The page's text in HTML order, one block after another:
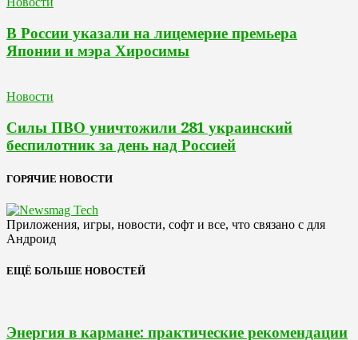
В России указали на лицемерие премьера
Японии и мэра Хиросимы
Новости
Силы ПВО уничтожили 281 украинский
беспилотник за день над Россией
ГОРЯЧИЕ НОВОСТИ
Приложения, игры, новости, софт и все, что связано с для
Андроид
ЕЩЁ БОЛЬШЕ НОВОСТЕЙ
Энергия в кармане: практические рекомендации